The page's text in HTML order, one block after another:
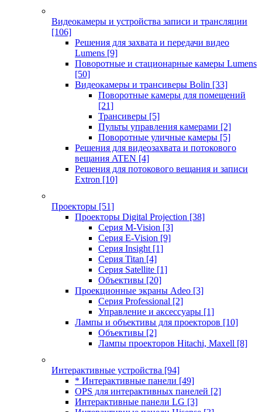
Видеокамеры и устройства записи и трансляции
[106]
Решения для захвата и передачи видео
Lumens [9]
Поворотные и стационарные камеры Lumens
[50]
Видеокамеры и трансиверы Bolin [33]
Поворотные камеры для помещений
[21]
Трансиверы [5]
Пульты управления камерами [2]
Поворотные уличные камеры [5]
Решения для видеозахвата и потокового
вещания ATEN [4]
Решения для потокового вещания и записи
Extron [10]
Проекторы [51]
Проекторы Digital Projection [38]
Серия M-Vision [3]
Серия E-Vision [9]
Серия Insight [1]
Серия Titan [4]
Серия Satellite [1]
Объективы [20]
Проекционные экраны Adeo [3]
Серия Professional [2]
Управление и аксессуары [1]
Лампы и объективы для проекторов [10]
Объективы [2]
Лампы проекторов Hitachi, Maxell [8]
Интерактивные устройства [94]
* Интерактивные панели [49]
OPS для интерактивных панелей [2]
Интерактивные панели LG [3]